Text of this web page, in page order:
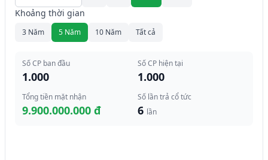
Khoảng thời gian
3 Năm 5 Năm 10 Năm Tất cả
Số CP ban đầu
1.000
Số CP hiện tại
1.000
Tổng tiền mặt nhận
9.900.000.000 đ
Số lần trả cổ tức
6 lần